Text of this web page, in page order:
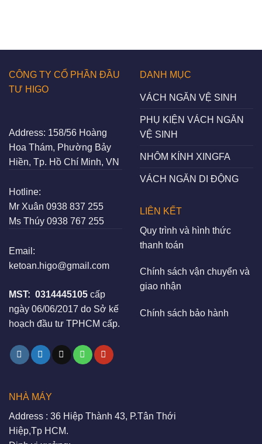
CÔNG TY CỔ PHẦN ĐẦU
TƯ HIGO
Address: 158/56 Hoàng
Hoa Thám, Phường Bảy
Hiền, Tp. Hồ Chí Minh, VN
Hotline:
Mr Xuân 0938 837 255
Ms Thúy 0938 767 255
Email:
ketoan.higo@gmail.com
MST: 0314445105 cấp
ngày 06/06/2017 do Sở kế
hoạch đầu tư TPHCM cấp.
DANH MỤC
VÁCH NGĂN VỆ SINH
PHỤ KIỆN VÁCH NGĂN
VỆ SINH
NHÔM KÍNH XINGFA
VÁCH NGĂN DI ĐỘNG
LIÊN KẾT
Quy trình và hình thức
thanh toán
Chính sách vận chuyển và
giao nhận
Chính sách bảo hành
NHÀ MÁY
Address : 36 Hiệp Thành 43, P.Tân Thới
Hiệp,Tp HCM.